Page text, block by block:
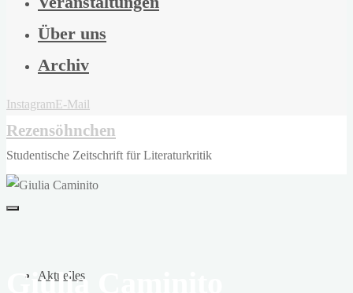
Über uns
Archiv
InstagramE-Mail
Rezensöhnchen
Studentische Zeitschrift für Literaturkritik
Aktuelles
Giulia Caminito